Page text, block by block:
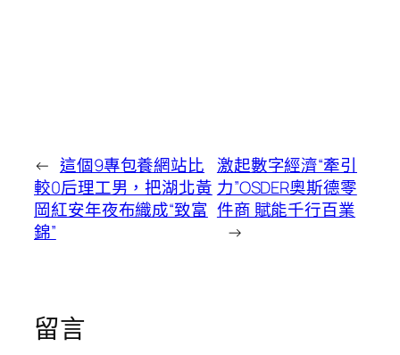
← 這個9專包養網站比
較0后理工男，把湖北黃
岡紅安年夜布織成“致富
錦”
激起數字經濟“牽引
力”OSDER奧斯德零
件商 賦能千行百業
→
留言